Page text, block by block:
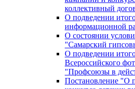
коллективный
О подведении
информационной
О состоянии
"Самарский
О подведении
Всероссийского
"Профсоюзы в
Постановление "О